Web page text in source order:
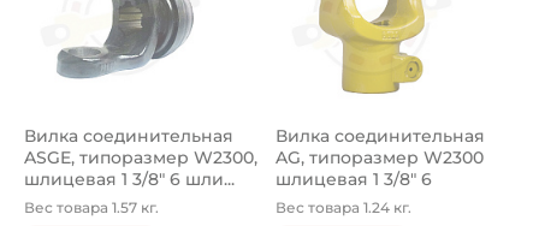
Вилка соединительная
ASGE, типоразмер W2300,
шлицевая 1 3/8" 6 шли...
Вес товара 1.57 кг.
Вилка соединительная
AG, типоразмер W2300
шлицевая 1 3/8" 6
шлицев...
Вес товара 1.24 кг.